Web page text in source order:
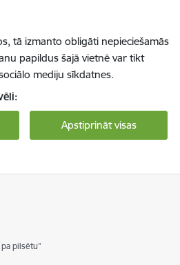
tā izmanto obligāti nepieciešamās
papildus šajā vietnē var tikt
mediju sīkdatnes.
Apstiprināt visas
pilsētu”